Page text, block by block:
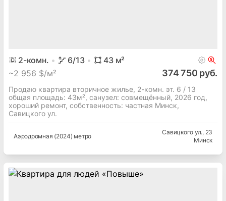
2-комн. 6/13 43м²
~2 956 $/м² 374 750 руб.
Продаю квартира вторичное жилье, 2-комн. эт. 6 / 13
общая площадь: 43м², cанузел: совмещённый, 2026 год,
хороший ремонт, собственность: частная Минск,
Савицкого ул.
Аэродромная (2024) метро
Савицкого ул., 23
Минск